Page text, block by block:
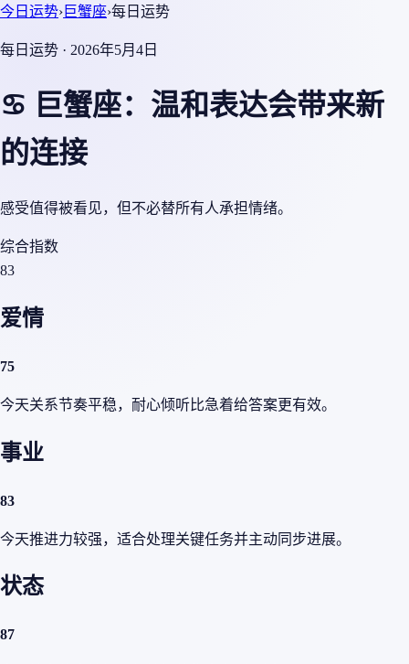
今日运势›巨蟹座›每日运势
每日运势 · 2026年5月4日
♋ 巨蟹座：温和表达会带来新
的连接
感受值得被看见，但不必替所有人承担情绪。
综合指数
83
爱情
75
今天关系节奏平稳，耐心倾听比急着给答案更有效。
事业
83
今天推进力较强，适合处理关键任务并主动同步进展。
状态
87